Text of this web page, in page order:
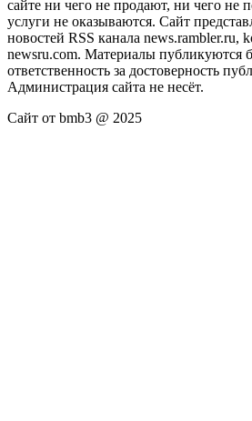
сайте ни чего не продают, ни чего не
услуги не оказываются. Сайт
новостей RSS канала news.rambler.ru,
newsru.com. Материалы публикуются
ответственность за достоверность
Администрация сайта не несёт.
Сайт от bmb3 @ 2025